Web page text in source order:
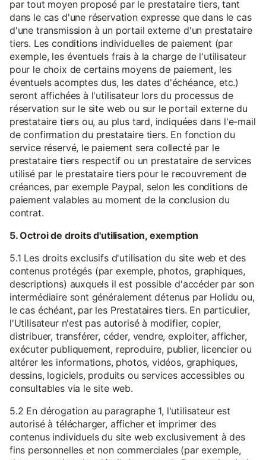
par tout moyen proposé par le prestataire tiers, tant
dans le cas d'une réservation expresse que dans le cas
d'une transmission à un portail externe d'un prestataire
tiers. Les conditions individuelles de paiement (par
exemple, les éventuels frais à la charge de l'utilisateur
pour le choix de certains moyens de paiement, les
éventuels acomptes dus, les dates d'échéance, etc.)
seront affichées à l'utilisateur lors du processus de
réservation sur le site web ou sur le portail externe du
prestataire tiers ou, au plus tard, indiquées dans l'e-mail
de confirmation du prestataire tiers. En fonction du
service réservé, le paiement sera collecté par le
prestataire tiers respectif ou un prestataire de services
utilisé par le prestataire tiers pour le recouvrement de
créances, par exemple Paypal, selon les conditions de
paiement valables au moment de la conclusion du
contrat.
5. Octroi de droits d'utilisation, exemption
5.1 Les droits exclusifs d'utilisation du site web et des
contenus protégés (par exemple, photos, graphiques,
descriptions) auxquels il est possible d'accéder par son
intermédiaire sont généralement détenus par Holidu ou,
le cas échéant, par les Prestataires tiers. En particulier,
l'Utilisateur n'est pas autorisé à modifier, copier,
distribuer, transférer, céder, vendre, exploiter, afficher,
exécuter publiquement, reproduire, publier, licencier ou
altérer les informations, photos, vidéos, graphiques,
dessins, logiciels, produits ou services accessibles ou
consultables via le site web.
5.2 En dérogation au paragraphe 1, l'utilisateur est
autorisé à télécharger, afficher et imprimer des
contenus individuels du site web exclusivement à des
fins personnelles et non commerciales (par exemple,